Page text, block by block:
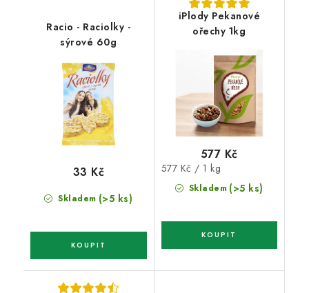
Racio - Raciolky -
sýrové 60g
Skladem (>5 ks)
33 Kč
iPlody Pekanové
ořechy 1kg
Skladem (>5 ks)
577 Kč
Měrná
cena:
577 Kč / 1 kg